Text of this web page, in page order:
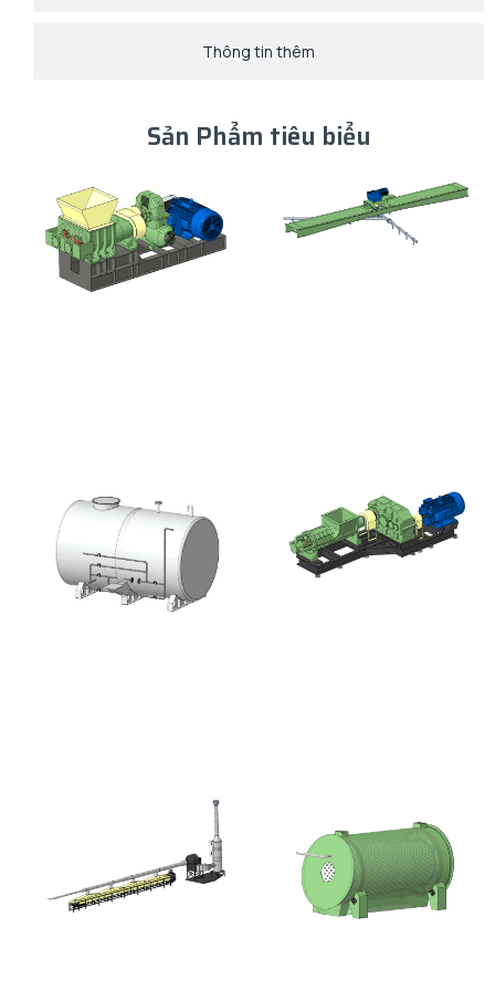
Thông tin thêm
Sản Phẩm tiêu biểu